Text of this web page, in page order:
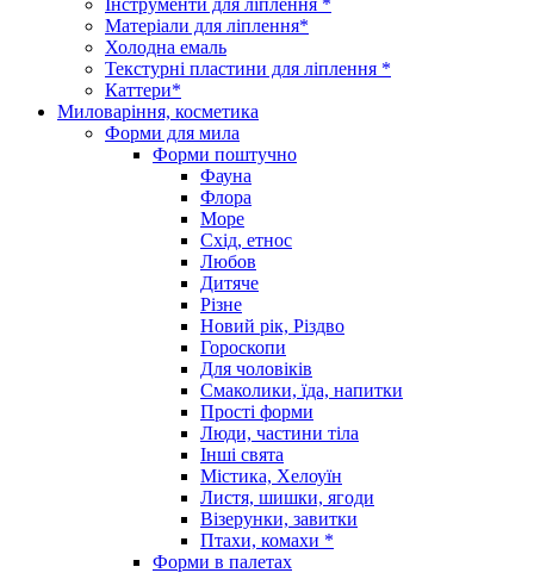
Матеріали для ліплення*
Холодна емаль
Текстурні пластини для ліплення *
Каттери*
Миловаріння, косметика
Форми для мила
Форми поштучно
Фауна
Флора
Море
Схід, етнос
Любов
Дитяче
Різне
Новий рік, Різдво
Гороскопи
Для чоловіків
Смаколики, їда, напитки
Прості форми
Люди, частини тіла
Інші свята
Містика, Хелоуїн
Листя, шишки, ягоди
Візерунки, завитки
Птахи, комахи *
Форми в палетах